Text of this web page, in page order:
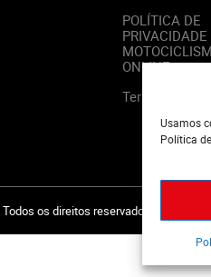
Usamos
Política
POLÍTICA DE
ONLINE
Termos de Uso
os direitos reservados.